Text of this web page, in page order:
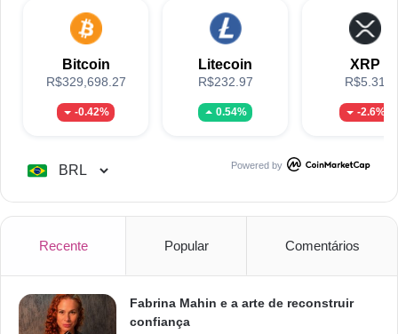
Bitcoin
R$329,698.27
-0.42%
Litecoin
R$232.97
0.54%
XRP
R$5.31
-2.6%
Powered by
Recente Popular Comentários
Fabrina Mahin e a arte de reconstruir
confiança